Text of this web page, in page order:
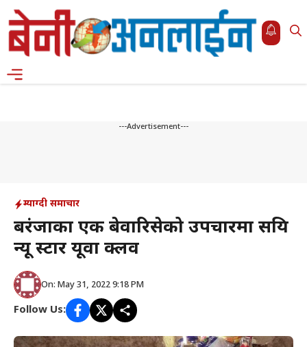
Skip
to
content
---Advertisement---
म्याग्दी समाचार
बरंजाका एक बेवारिसेको उपचारमा सक्रिय
न्यू स्टार यूवा क्लव
On: May 31, 2022 9:18 PM
Follow Us: